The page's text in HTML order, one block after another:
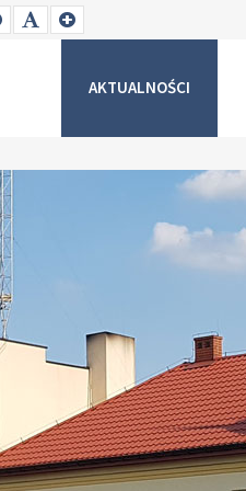
SET
SMALLER
SET
DEFAULT
SET
LARGER
AKTUALNOŚCI